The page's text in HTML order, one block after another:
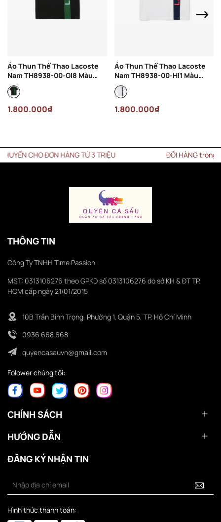
Áo Thun Thể Thao Lacoste
Nam TH8938-00-GI8 Màu
Đen
1.800.000₫
Áo Thun Thể Thao Lacoste
Nam TH8938-00-HI1 Màu
Trắng
1.800.000₫
CHO ĐƠN HÀNG TỪ 3 TRIỆU ĐỔI HÀNG trong vòng
THÔNG TIN
Công Ty TNHH Time Passion
MST: 0313106276 theo GPKD số 0313106276 do sở KH & ĐT TP.
HCM cấp ngày 21/01/2015
10B Trần Bình Trọng, Phường 1, Quận 5, TP. Hồ Chí Minh
0936 668 668
quyencasauvn@gmail.com
Folower chúng tôi:
CHÍNH SÁCH
HƯỚNG DẪN
ĐĂNG KÝ NHẬN TIN
Hình thức thanh toán: